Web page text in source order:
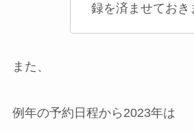
録を済ませておき
また、
例年の予約日程から2023年は